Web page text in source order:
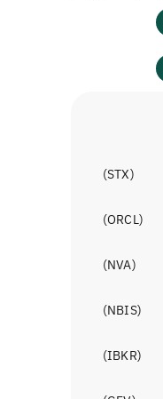
(
STX
)
(
ORCL
)
(
NVA
)
(
NBIS
)
(
IBKR
)